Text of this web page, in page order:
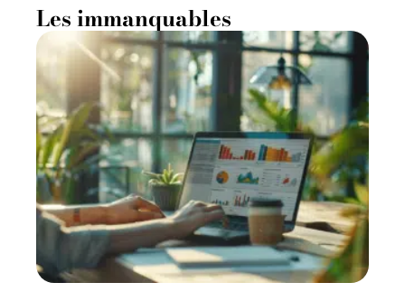
Les immanquables